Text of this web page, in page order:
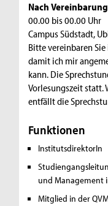
Nach
00.00 bis 00.00 Uhr
Campus Südstadt,
Bitte vereinbaren
damit ich mir
kann. Die
Vorlesungszeit statt.
entfällt die
Funktionen
InstitutsdirektorIn
und Management
Mitglied in der